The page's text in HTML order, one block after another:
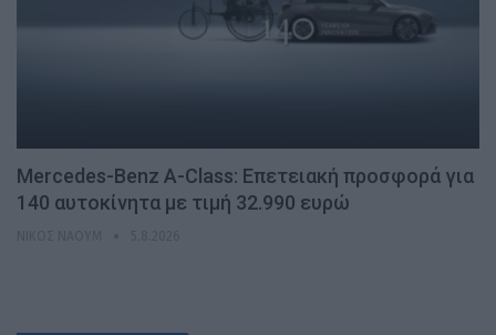
Mercedes-Benz A-Class: Επετειακή προσφορά για
140 αυτοκίνητα με τιμή 32.990 ευρώ